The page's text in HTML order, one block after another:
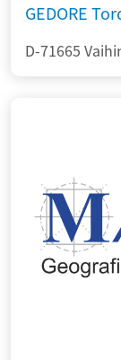
GEDORE
D-71665